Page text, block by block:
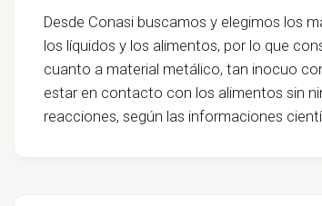
Desde Conasi buscamos y elegimos los
los líquidos y los alimentos, por lo que
cuanto a material metálico, tan inocuo
estar en contacto con los alimentos sin
reacciones, según las informaciones